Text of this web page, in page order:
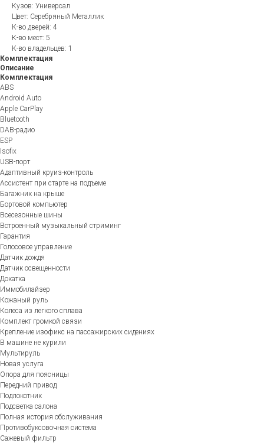
Кузов: Универсал
Цвет: Серебряный Металлик
К-во дверей: 4
К-во мест: 5
К-во владельцев: 1
Комплектация
Описание
Комплектация
ABS
Android Auto
Apple CarPlay
Bluetooth
DAB-радио
ESP
Isofix
USB-порт
Адаптивный круиз-контроль
Ассистент при старте на подъеме
Багажник на крыше
Бортовой компьютер
Всесезонные шины
Встроенный музыкальный стриминг
Гарантия
Голосовое управление
Датчик дождя
Датчик освещенности
Докатка
Иммобилайзер
Кожаный руль
Колеса из легкого сплава
Комплект громкой связи
Крепление изофикс на пассажирских сидениях
В машине не курили
Мультируль
Новая услуга
Опора для поясницы
Передний привод
Подлокотник
Подсветка салона
Полная история обслуживания
Противобуксовочная система
Сажевый фильтр